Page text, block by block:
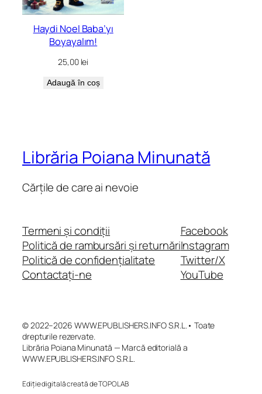
Haydi Noel Baba’yı
Boyayalım!
25,00 lei
Adaugă în coș
Librăria Poiana Minunată
Cărțile de care ai nevoie
Termeni și condiții
Politică de rambursări și returnări
Politică de confidențialitate
Contactați-ne
Facebook
Instagram
Twitter/X
YouTube
© 2022–2026 WWW.EPUBLISHERS.INFO S.R.L.• Toate
drepturile rezervate.
Librăria Poiana Minunată — Marcă editorială a
WWW.EPUBLISHERS.INFO S.R.L.
Ediție digitală creată de TOPOLAB